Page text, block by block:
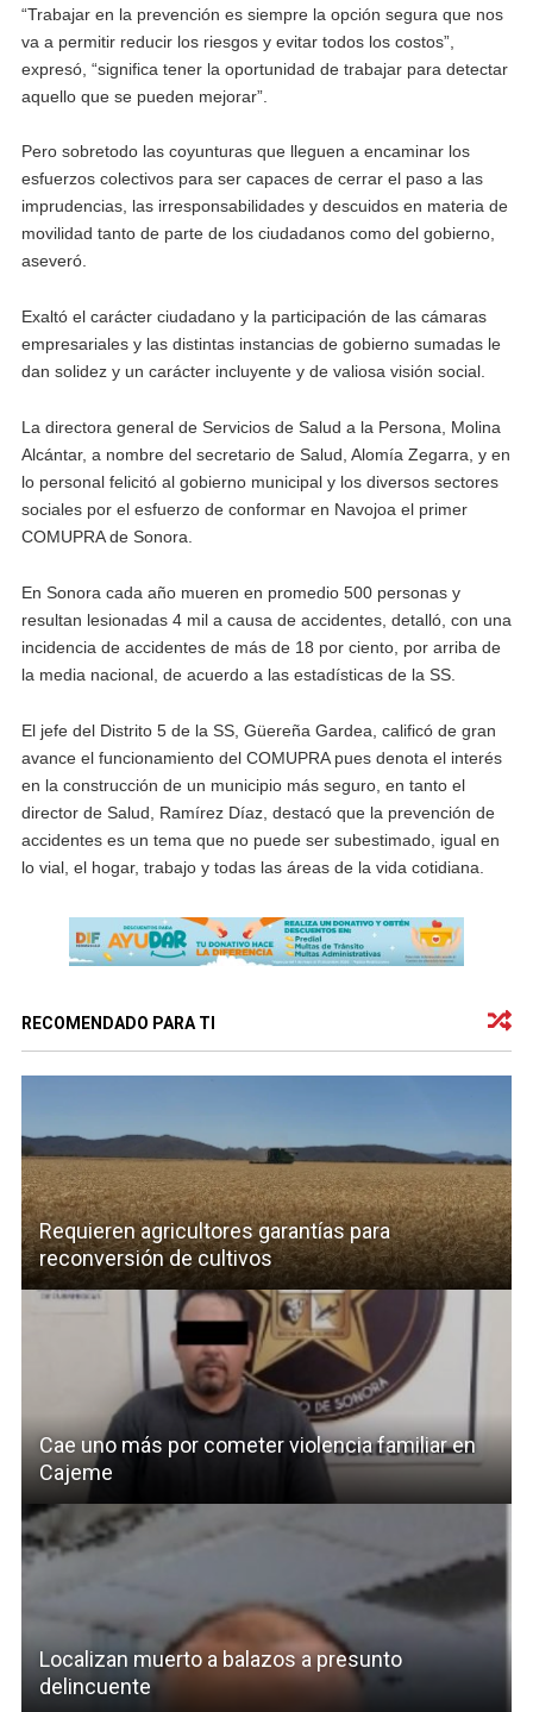
“Trabajar en la prevención es siempre la opción segura que nos
va a permitir reducir los riesgos y evitar todos los costos”,
expresó, “significa tener la oportunidad de trabajar para detectar
aquello que se pueden mejorar”.
Pero sobretodo las coyunturas que lleguen a encaminar los
esfuerzos colectivos para ser capaces de cerrar el paso a las
imprudencias, las irresponsabilidades y descuidos en materia de
movilidad tanto de parte de los ciudadanos como del gobierno,
aseveró.
Exaltó el carácter ciudadano y la participación de las cámaras
empresariales y las distintas instancias de gobierno sumadas le
dan solidez y un carácter incluyente y de valiosa visión social.
La directora general de Servicios de Salud a la Persona, Molina
Alcántar, a nombre del secretario de Salud, Alomía Zegarra, y en
lo personal felicitó al gobierno municipal y los diversos sectores
sociales por el esfuerzo de conformar en Navojoa el primer
COMUPRA de Sonora.
En Sonora cada año mueren en promedio 500 personas y
resultan lesionadas 4 mil a causa de accidentes, detalló, con una
incidencia de accidentes de más de 18 por ciento, por arriba de
la media nacional, de acuerdo a las estadísticas de la SS.
El jefe del Distrito 5 de la SS, Güereña Gardea, calificó de gran
avance el funcionamiento del COMUPRA pues denota el interés
en la construcción de un municipio más seguro, en tanto el
director de Salud, Ramírez Díaz, destacó que la prevención de
accidentes es un tema que no puede ser subestimado, igual en
lo vial, el hogar, trabajo y todas las áreas de la vida cotidiana.
RECOMENDADO PARA TI
Requieren agricultores garantías para
reconversión de cultivos
Cae uno más por cometer violencia familiar en
Cajeme
Localizan muerto a balazos a presunto
delincuente